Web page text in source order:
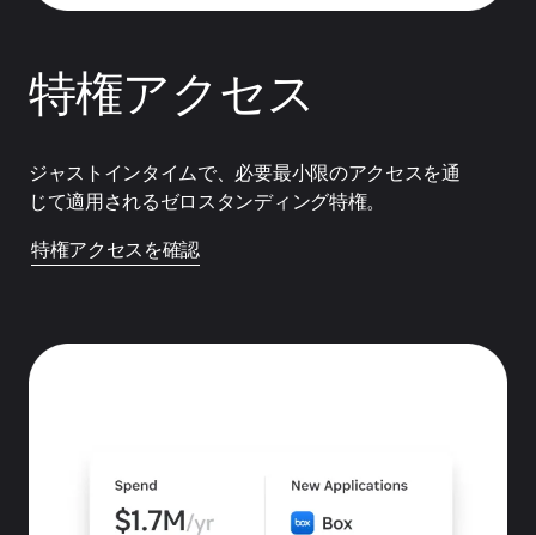
特権アクセス
ジャストインタイムで、必要最小限のアクセスを通
じて適用されるゼロスタンディング特権。
特権アクセスを確認